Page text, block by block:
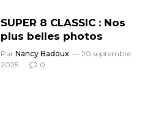
SUPER 8 CLASSIC : Nos
plus belles photos
Par Nancy Badoux
20 septembre
2025
0